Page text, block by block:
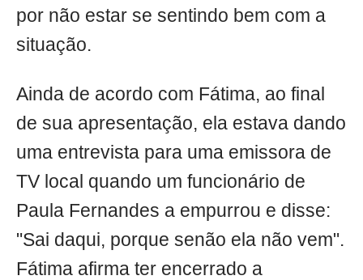
por não estar se sentindo bem com a
situação.
Ainda de acordo com Fátima, ao final
de sua apresentação, ela estava dando
uma entrevista para uma emissora de
TV local quando um funcionário de
Paula Fernandes a empurrou e disse:
"Sai daqui, porque senão ela não vem".
Fátima afirma ter encerrado a